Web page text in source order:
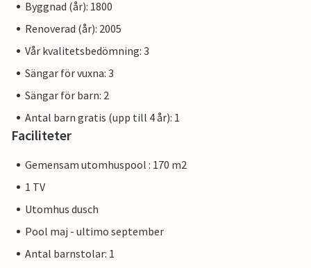
Byggnad (år): 1800
Renoverad (år): 2005
Vår kvalitetsbedömning: 3
Sängar för vuxna: 3
Sängar för barn: 2
Antal barn gratis (upp till 4 år): 1
Faciliteter
Gemensam utomhuspool : 170 m2
1 TV
Utomhus dusch
Pool maj - ultimo september
Antal barnstolar: 1